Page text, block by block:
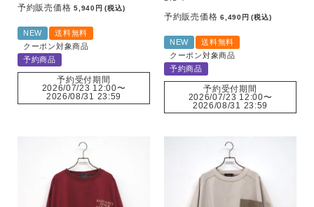
予約販売価格 5,940 税込
NEW
送料無料
クーポン対象商品
予約商品
予約受付期間
2026/07/23 12:00〜
2026/08/31 23:59
予約販売価格 6,490 税込
NEW
送料無料
クーポン対象商品
予約商品
予約受付期間
2026/07/23 12:00〜
2026/08/31 23:59